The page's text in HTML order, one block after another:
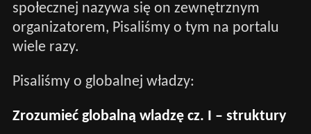
społecznej nazywa się on zewnętrznym
organizatorem, Pisaliśmy o tym na portalu
wiele razy.
Pisaliśmy o globalnej władzy:
Zrozumieć globalną wladzę cz. I – struktury